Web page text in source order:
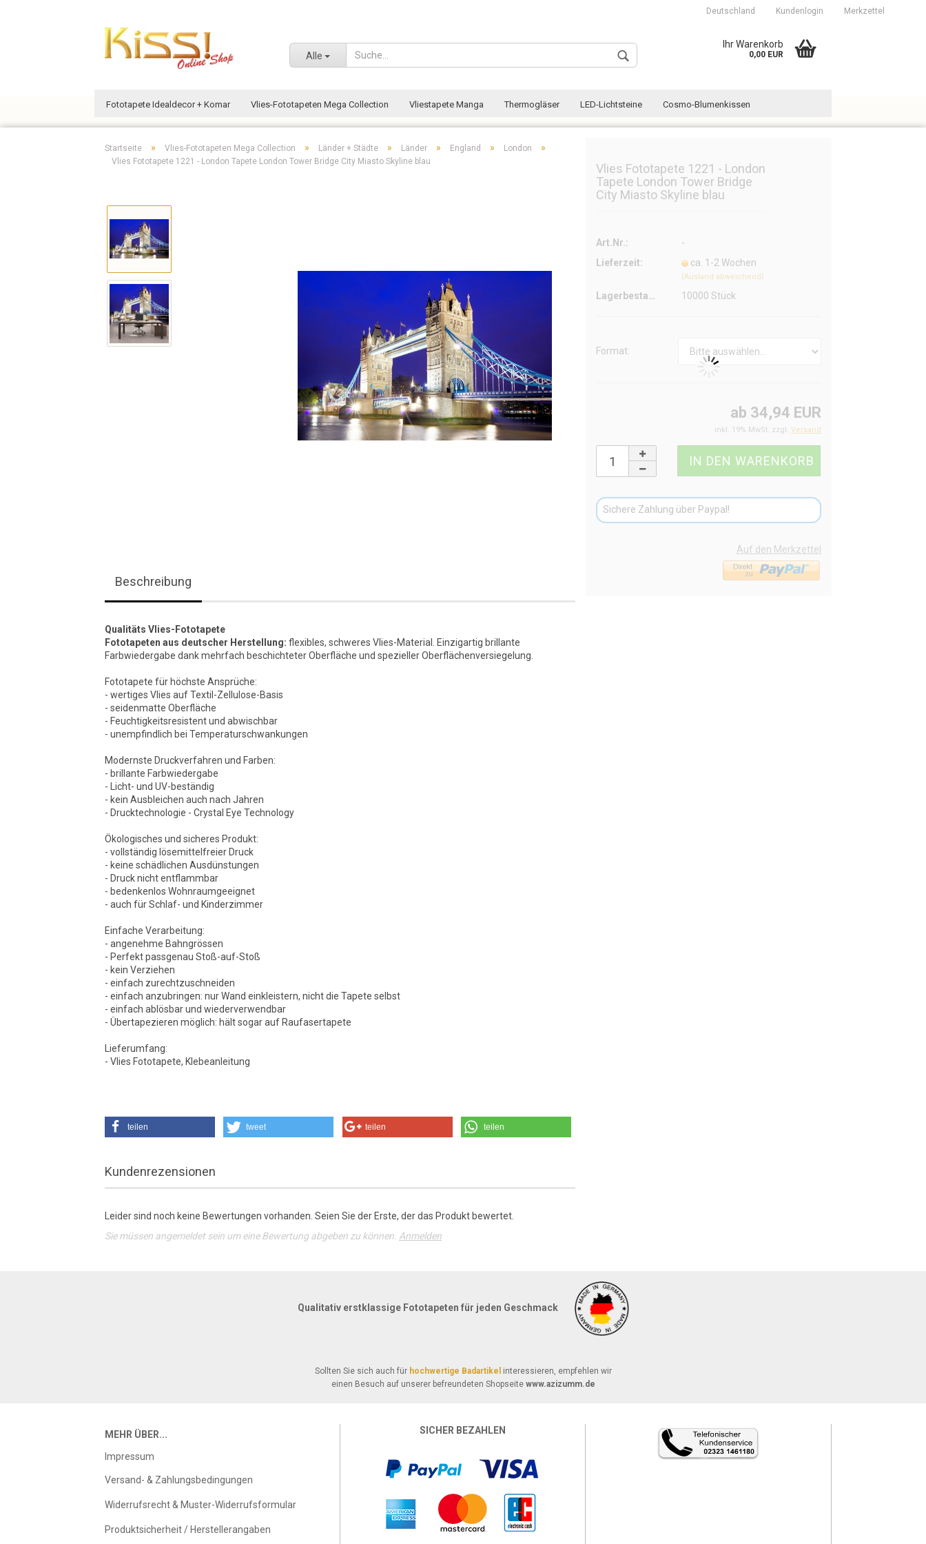
Deutschland
Wohnort
Kundenlogin
Konto erstellen
Merkzettel
Alle
Ihr Warenkorb
0,00 EUR
Fototapete Idealdecor + Komar Vlies-Fototapeten Mega Collection Vliestapete Manga Thermogläser LED-Lichtsteine Cosmo-Blumenkissen
Startseite » Vlies-Fototapeten Mega Collection » Länder + Städte » Länder » England » London »
Vlies Fototapete 1221 - London Tapete London Tower Bridge City Miasto Skyline blau
Vlies Fototapete 1221 - London
Tapete London Tower Bridge
City Miasto Skyline blau
Art.Nr.:
-
Lieferzeit:
ca. 1-2 Wochen
(Ausland abweichend)
10000Stück
Format:
ab 34,94 EUR
inkl. 19% MwSt. zzgl. Versand
Sichere Zahlung über Paypal!
Auf den Merkzettel
Beschreibung
Qualitäts Vlies-Fototapete
Fototapeten aus deutscher Herstellung: flexibles, schweres Vlies-Material. Einzigartig brillante
Farbwiedergabe dank mehrfach beschichteter Oberfläche und spezieller Oberflächenversiegelung.
Fototapete für höchste Ansprüche:
- wertiges Vlies auf Textil-Zellulose-Basis
- seidenmatte Oberfläche
- Feuchtigkeitsresistent und abwischbar
- unempfindlich bei Temperaturschwankungen
Modernste Druckverfahren und Farben:
- brillante Farbwiedergabe
- Licht- und UV-beständig
- kein Ausbleichen auch nach Jahren
- Drucktechnologie - Crystal Eye Technology
Ökologisches und sicheres Produkt:
- vollständig lösemittelfreier Druck
- keine schädlichen Ausdünstungen
- Druck nicht entflammbar
- bedenkenlos Wohnraumgeeignet
- auch für Schlaf- und Kinderzimmer
Einfache Verarbeitung:
- angenehme Bahngrössen
- Perfekt passgenau Stoß-auf-Stoß
- kein Verziehen
- einfach zurechtzuschneiden
- einfach anzubringen: nur Wand einkleistern, nicht die Tapete selbst
- einfach ablösbar und wiederverwendbar
- Übertapezieren möglich: hält sogar auf Raufasertapete
Lieferumfang:
- Vlies Fototapete, Klebeanleitung
teilen tweet teilen teilen
Kundenrezensionen
Leider sind noch keine Bewertungen vorhanden. Seien Sie der Erste, der das Produkt bewertet.
Sie müssen angemeldet sein um eine Bewertung abgeben zu können. Anmelden
Qualitativ erstklassige Fototapeten für jeden Geschmack
Sollten Sie sich auch für hochwertige Badartikel interessieren, empfehlen wir
einen Besuch auf unserer befreundeten Shopseite www.azizumm.de
MEHR ÜBER...
Impressum
Versand- & Zahlungsbedingungen
Widerrufsrecht & Muster-Widerrufsformular
Produktsicherheit / Herstellerangaben
SICHER BEZAHLEN